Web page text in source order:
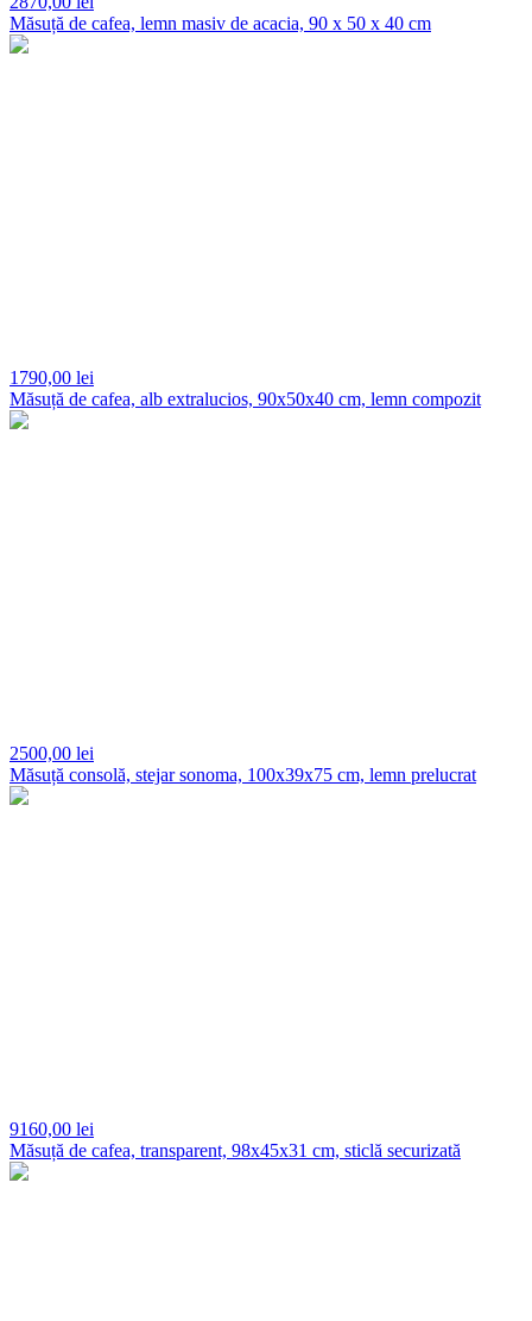
Măsuță de cafea, lemn masiv de acacia, 90 x 50 x 40 cm
1790,00 lei
Măsuță de cafea, alb extralucios, 90x50x40 cm, lemn compozit
2500,00 lei
Măsuță consolă, stejar sonoma, 100x39x75 cm, lemn prelucrat
9160,00 lei
Măsuță de cafea, transparent, 98x45x31 cm, sticlă securizată